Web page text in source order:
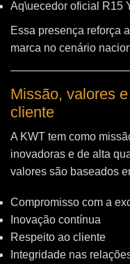
Aq\uecedor oficial R15
Essa presença reforça
marca no cenário
Missão, valores
cliente
A KWT tem como
inovadoras e de alta
valores são baseados
Compromisso com a
Inovação contínua
Respeito ao cliente
Integridade nas